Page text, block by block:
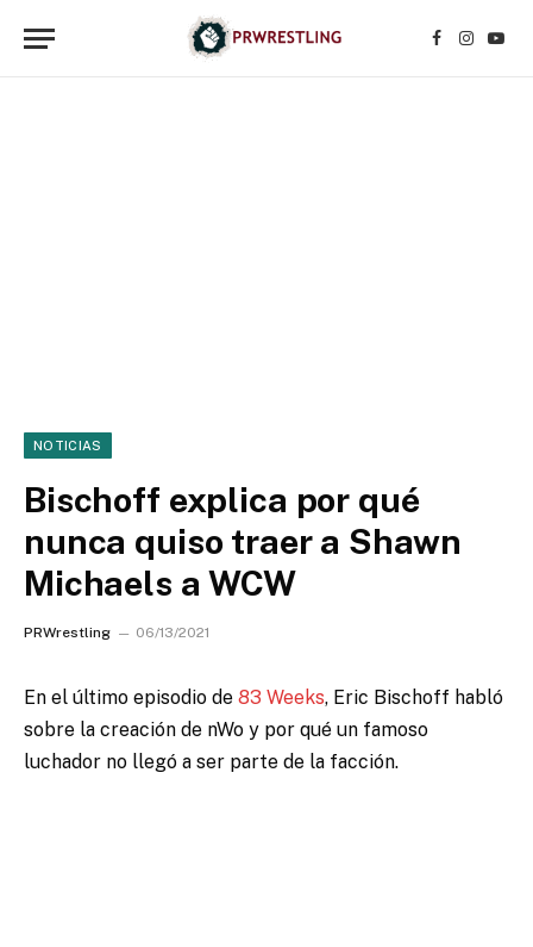
Facebook
NOTICIAS
Bischoff explica por qué
nunca quiso traer a Shawn
Michaels a WCW
PRWrestling 06/13/2021
En el último episodio de 83 Weeks, Eric Bischoff habló
sobre la creación de nWo y por qué un famoso
luchador no llegó a ser parte de la facción.